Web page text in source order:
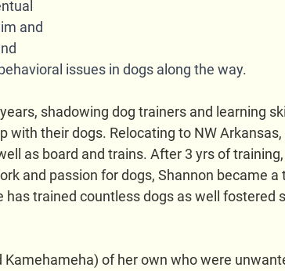
and
issues in dogs along the way.
shadowing dog trainers and learning
with their dogs. Relocating to NW
as board and trains. After 3 yrs of
and passion for dogs, Shannon became a
has trained countless dogs as well fostered
Kamehameha) of her own who were